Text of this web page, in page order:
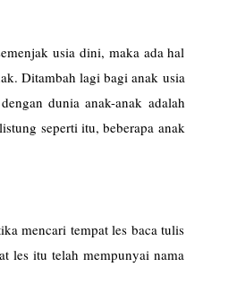
usia dini, maka ada hal
Ditambah lagi bagi anak usia
dunia anak-anak adalah
seperti itu, beberapa anak
mencari tempat les baca tulis
les itu telah mempunyai nama